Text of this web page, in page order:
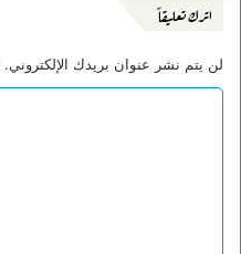
اترك تعليقاً
لن يتم نشر عنوان بريدك الإلكتروني.